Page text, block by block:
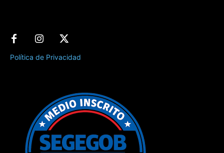
Política de Privacidad